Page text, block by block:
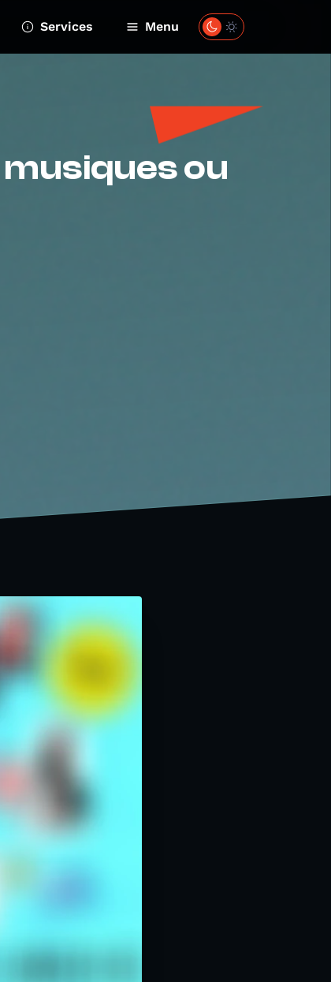
Services Menu
ou